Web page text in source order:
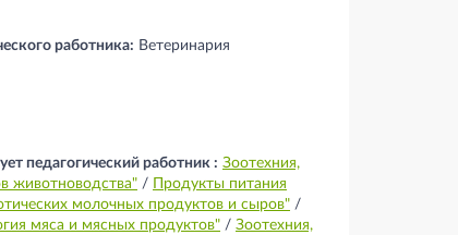
работника: Ветеринария
педагогический работник : Зоотехния,
животноводства" /
Продукты питания
молочных продуктов и сыров" /
мяса и мясных продуктов" / Зоотехния,